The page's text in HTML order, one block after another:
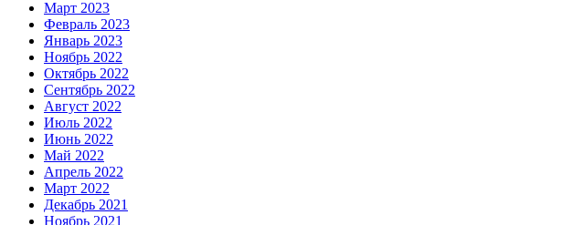
Март 2023
Февраль 2023
Январь 2023
Ноябрь 2022
Октябрь 2022
Сентябрь 2022
Август 2022
Июль 2022
Июнь 2022
Май 2022
Апрель 2022
Март 2022
Декабрь 2021
Ноябрь 2021